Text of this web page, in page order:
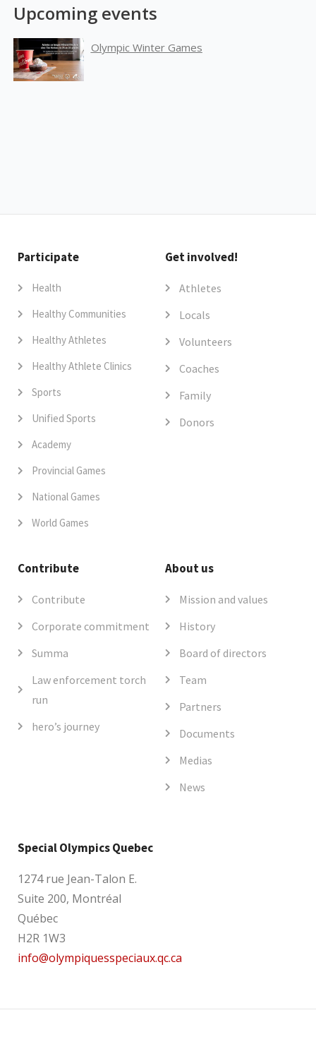
Upcoming events
Olympic Winter Games
Participate
Health
Healthy Communities
Healthy Athletes
Healthy Athlete Clinics
Sports
Unified Sports
Academy
Provincial Games
National Games
World Games
Get involved!
Athletes
Locals
Volunteers
Coaches
Family
Donors
Contribute
Contribute
Corporate commitment
Summa
Law enforcement torch
run
hero’s journey
About us
Mission and values
History
Board of directors
Team
Partners
Documents
Medias
News
Special Olympics Quebec
1274 rue Jean-Talon E.
Suite 200, Montréal
Québec
H2R 1W3
info@olympiquesspeciaux.qc.ca